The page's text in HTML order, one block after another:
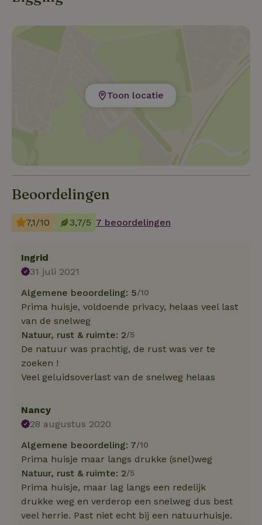
Drachten, Groningen en Leeuwarden.
Toon locatie
Beoordelingen
7,1/10 3,7/5 7 beoordelingen
Ingrid
31 juli 2021
Algemene beoordeling: 5/10
Prima huisje, voldoende privacy, helaas veel last
van de snelweg
Natuur, rust & ruimte: 2/5
De natuur was prachtig, de rust was ver te
zoeken !
Veel geluidsoverlast van de snelweg helaas
Nancy
28 augustus 2020
Algemene beoordeling: 7/10
Prima huisje maar langs drukke (snel)weg
Natuur, rust & ruimte: 2/5
Prima huisje, maar lag langs een redelijk
drukke weg en verderop een snelweg dus best
veel herrie. Past niet echt bij een natuurhuisje.